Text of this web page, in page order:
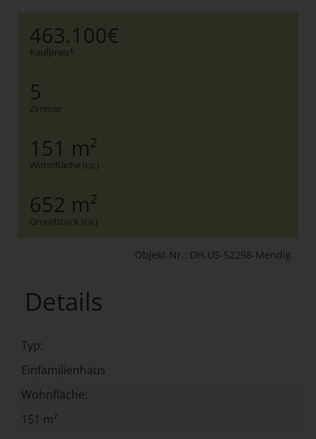
463.100€
Kaufpreis*
5
Zimmer
151 m²
Wohnfläche (ca.)
652 m²
Grundstück (ca.)
Objekt-Nr.: DH-US-52298-Mendig
Details
Typ:
Einfamilienhaus
Wohnfläche:
151 m²